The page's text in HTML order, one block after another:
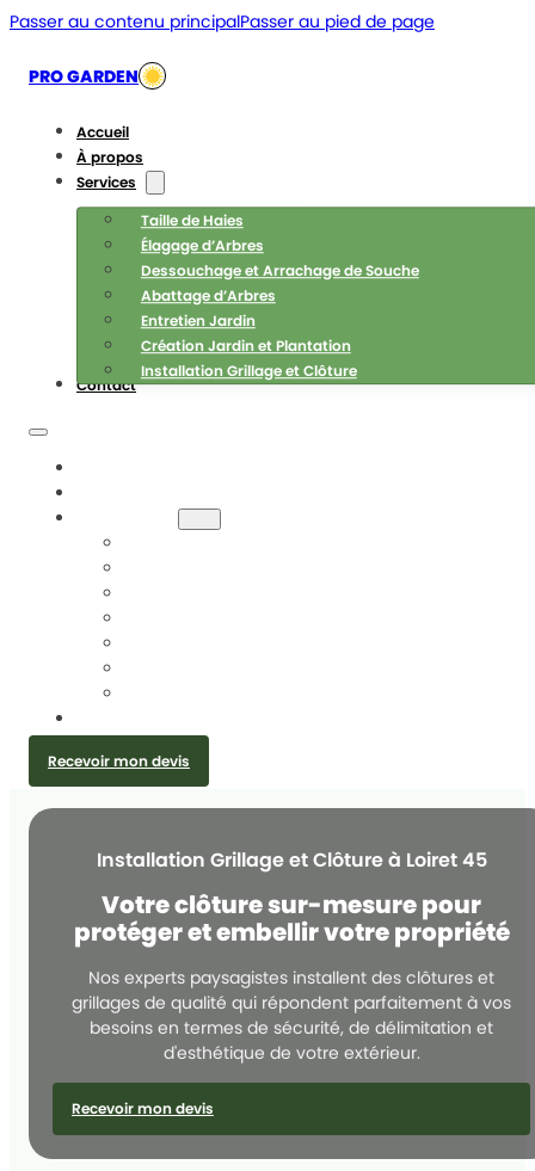
Passer au contenu principalPasser au pied de page
PRO GARDEN
Accueil
À propos
Services
Taille de Haies
Élagage d’Arbres
Dessouchage et Arrachage de Souche
Abattage d’Arbres
Entretien Jardin
Création Jardin et Plantation
Installation Grillage et Clôture
Contact
Recevoir mon devis
Installation Grillage et Clôture à Loiret 45
Votre clôture sur-mesure pour
protéger et embellir votre propriété
Nos experts paysagistes installent des clôtures et
grillages de qualité qui répondent parfaitement à vos
besoins en termes de sécurité, de délimitation et
d'esthétique de votre extérieur.
Recevoir mon devis